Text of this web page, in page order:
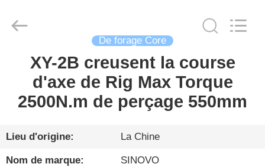
MAISON
PRODUITS
VR
SHOW
Sinovo
Heavy
De forage Core
XY-2B creusent la course
d'axe de Rig Max Torque
2500N.m de perçage 550mm
Lieu d'origine: La Chine
Nom de marque: SINOVO